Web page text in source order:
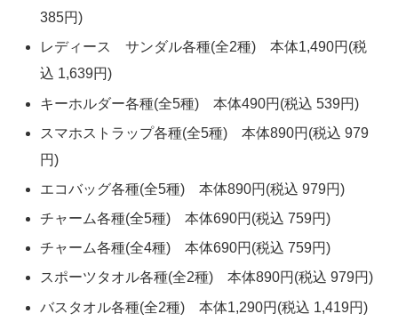
385円)
レディース サンダル各種(全2種) 本体1,490円(税
込 1,639円)
キーホルダー各種(全5種) 本体490円(税込 539円)
スマホストラップ各種(全5種) 本体890円(税込 979
円)
エコバッグ各種(全5種) 本体890円(税込 979円)
チャーム各種(全5種) 本体690円(税込 759円)
チャーム各種(全4種) 本体690円(税込 759円)
スポーツタオル各種(全2種) 本体890円(税込 979円)
バスタオル各種(全2種) 本体1,290円(税込 1,419円)